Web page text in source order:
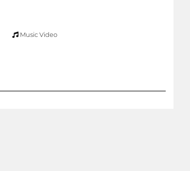
Music Video